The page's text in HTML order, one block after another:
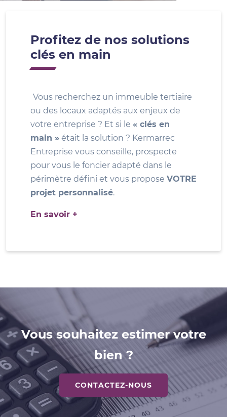
Profitez de nos solutions
clés en main
Vous recherchez un immeuble tertiaire
ou des locaux adaptés aux enjeux de
votre entreprise ? Et si le « clés en
main » était la solution ? Kermarrec
Entreprise vous conseille, prospecte
pour vous le foncier adapté dans le
périmètre défini et vous propose VOTRE
projet personnalisé.
En savoir +
Vous souhaitez estimer votre
bien ?
CONTACTEZ-NOUS